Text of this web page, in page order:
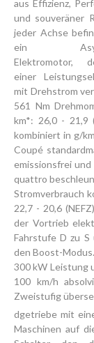
aus Effizienz,
und souveräner
jeder Achse
ein
Elektromotor,
einer
mit Drehstrom
561 Nm
km*: 26,0 - 21,9
kombiniert in g/
Coupé
emissionsfrei
quattro
Stromverbrauch
22,7 - 20,6
der Vortrieb
Fahrstufe D zu
den Boost-
300 kW Leistung
100 km/h
Zweistufig
dgetriebe mit
Maschinen auf